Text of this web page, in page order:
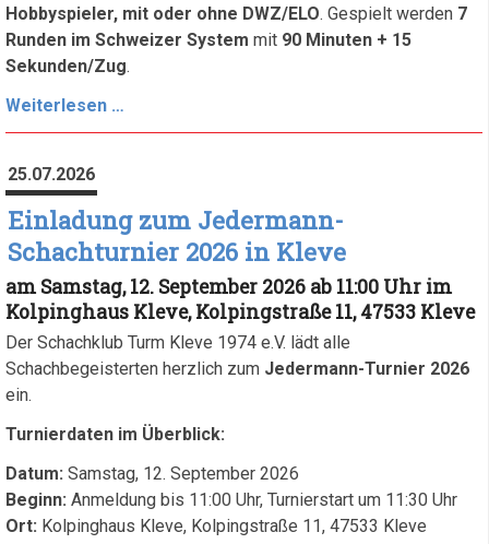
Hobbyspieler, mit oder ohne DWZ/ELO. Gespielt werden 7
Runden im Schweizer System mit 90 Minuten + 15
Sekunden/Zug.
Weiterlesen …
zur
25.07.2026
Einladung zum Jedermann-
Schachturnier 2026 in Kleve
am Samstag, 12. September 2026 ab 11:00 Uhr im
Kolpinghaus Kleve, Kolpingstraße 11, 47533 Kleve
Der Schachklub Turm Kleve 1974 e.V. lädt alle
Schachbegeisterten herzlich zum Jedermann-Turnier 2026
ein.
Turnierdaten im Überblick:
Datum: Samstag, 12. September 2026
Beginn: Anmeldung bis 11:00 Uhr, Turnierstart um 11:30 Uhr
Ort: Kolpinghaus Kleve, Kolpingstraße 11, 47533 Kleve